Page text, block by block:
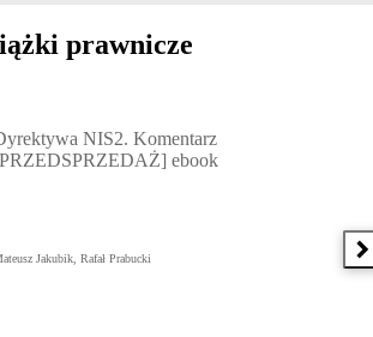
prawnicze
NIS2. Komentarz
ebook
Jakubik, Rafał Prabucki